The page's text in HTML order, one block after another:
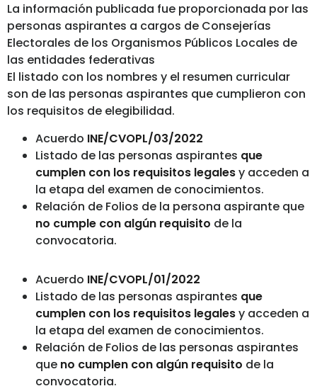
La información publicada fue proporcionada por las
personas aspirantes a cargos de Consejerías
Electorales de los Organismos Públicos Locales de
las entidades federativas
El listado con los nombres y el resumen curricular
son de las personas aspirantes que cumplieron con
los requisitos de elegibilidad.
Acuerdo INE/CVOPL/03/2022
Listado de las personas aspirantes que
cumplen con los requisitos legalesy acceden a
la etapa del examen de conocimientos.
Relación de Folios de la persona aspirante que
no cumple con algún requisito de la
convocatoria.
Acuerdo INE/CVOPL/01/2022
Listado de las personas aspirantes que
cumplen con los requisitos legalesy acceden a
la etapa del examen de conocimientos.
Relación de Folios de las personas aspirantes
que no cumplen con algún requisito de la
convocatoria.